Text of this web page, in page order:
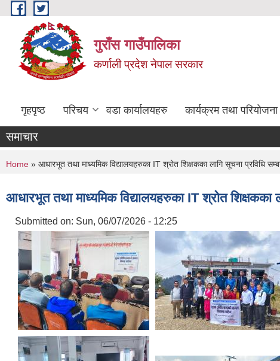
Skip to main content
गुराँस गाउँपालिका
कर्णाली प्रदेश नेपाल सरकार
गृहपृष्ठ परिचय वडा कार्यालयहरु कार्यक्रम तथा परियोजना
समाचार
You are here
Home » आधारभूत तथा माध्यमिक विद्यालयहरुका IT श्रोत शिक्षकका लागि सूचना प्रविधि
आधारभूत तथा माध्यमिक विद्यालयहरुका IT श्रोत शिक्षकका
Submitted on: Sun, 06/07/2026 - 12:25